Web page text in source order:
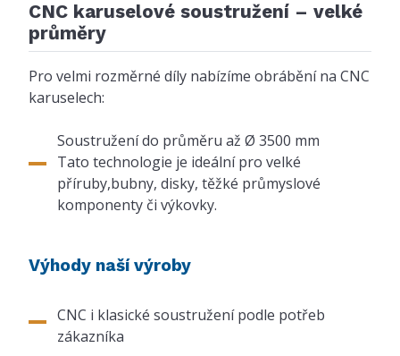
CNC karuselové soustružení – velké
průměry
Pro velmi rozměrné díly nabízíme obrábění na CNC
karuselech:
Soustružení do průměru až Ø 3500 mm
Tato technologie je ideální pro velké
příruby,bubny, disky, těžké průmyslové
komponenty či výkovky.
Výhody naší výroby
CNC i klasické soustružení podle potřeb
zákazníka